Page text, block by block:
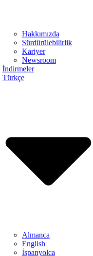
Hakkımızda
Sürdürülebilirlik
Kariyer
Newsroom
İndirmeler
Türkçe
Almanca
English
İspanyolca